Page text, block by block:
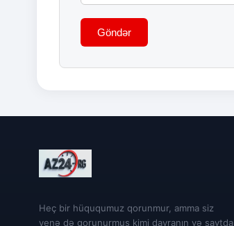
Göndər
Heç bir hüququmuz qorunmur, amma siz
yenə də qorunurmuş kimi davranın və saytda